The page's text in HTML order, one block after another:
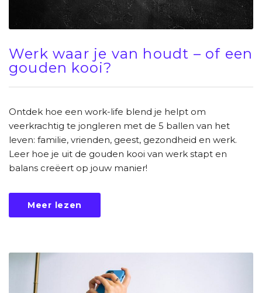
Werk waar je van houdt – of een
gouden kooi?
Ontdek hoe een work-life blend je helpt om
veerkrachtig te jongleren met de 5 ballen van het
leven: familie, vrienden, geest, gezondheid en werk.
Leer hoe je uit de gouden kooi van werk stapt en
balans creëert op jouw manier!
Meer lezen